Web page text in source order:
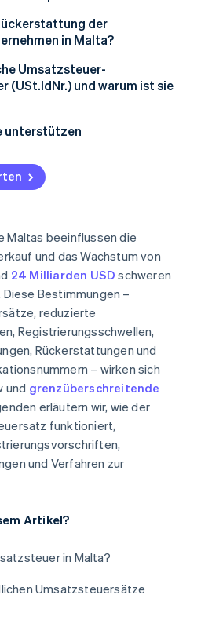
der
in Malta?
Umsatzsteuer-
(USt.IdNr.) und warum ist sie
unterstützen
Maltas beeinflussen die
und das Wachstum von
24 Milliarden USD schweren
Bestimmungen –
reduzierte
Registrierungsschwellen,
Rückerstattungen und
– wirken sich
und grenzüberschreitende
erläutern wir, wie der
funktioniert,
und Verfahren zur
Artikel?
in Malta?
Umsatzsteuersätze